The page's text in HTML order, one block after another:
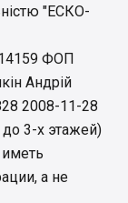
"ЕСКО-
ФОП
Андрій
2008-11-28
до 3-х этажей)
а не